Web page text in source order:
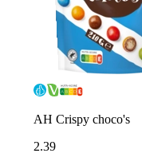
AH Crispy choco's
2.39